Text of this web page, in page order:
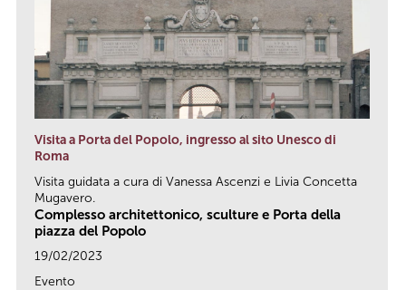
Visita a Porta del Popolo, ingresso al sito Unesco di
Roma
Visita guidata a cura di Vanessa Ascenzi e Livia Concetta
Mugavero.
Complesso architettonico, sculture e Porta della
piazza del Popolo
19/02/2023
Evento